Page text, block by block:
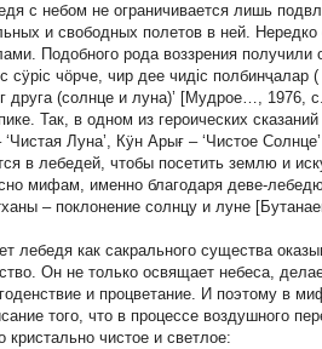
с небом не ограничивается лишь
и свободных полетов в ней. Нередко
Подобного рода воззрения получили
сÿрiс чöрче, чир дее чидiс полбинҷалар (
друга (солнце и луна)’ [Мудрое…, 1976,
Так, в одном из героических
‘Чистая Луна’, Кӱн Арығ – ‘Чистое
в лебедей, чтобы посетить землю и
мифам, именно благодаря деве-
– поклонение солнцу и луне
лебедя как сакрального существа
Он не только освящает небеса,
и процветание. И поэтому в
того, что в процессе воздушного
чистое и светлое: